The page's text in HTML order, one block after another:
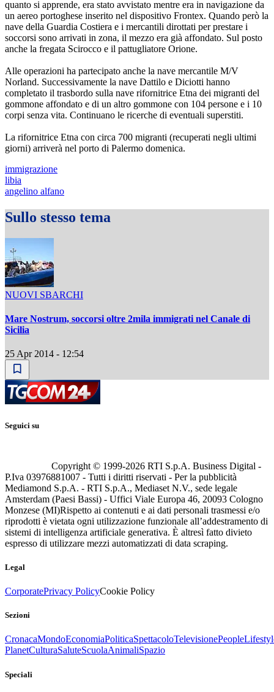
quanto si apprende, era stato avvistato mentre era in navigazione da
un aereo portoghese inserito nel dispositivo Frontex. Quando però la
nave della Guardia Costiera e i mercantili dirottati per prestare i
soccorsi sono arrivati in zona, il mezzo era già affondato. Sul posto
anche la fregata Scirocco e il pattugliatore Orione.
Alle operazioni ha partecipato anche la nave mercantile M/V
Norland. Successivamente la nave Dattilo e Diciotti hanno
completato il trasbordo sulla nave rifornitrice Etna dei migranti del
gommone affondato e di un altro gommone con 104 persone e i 10
corpi senza vita. Continuano le ricerche di eventuali superstiti.
La rifornitrice Etna con circa 700 migranti (recuperati negli ultimi
giorni) arriverà nel porto di Palermo domenica.
immigrazione
libia
angelino alfano
Sullo stesso tema
NUOVI SBARCHI
Mare Nostrum, soccorsi oltre 2mila immigrati nel Canale di
Sicilia
25 Apr 2014 - 12:54
Seguici su
Copyright © 1999-2026 RTI S.p.A. Business Digital -
P.Iva 03976881007 - Tutti i diritti riservati - Per la pubblicità
Mediamond S.p.A. - RTI S.p.A., Mediaset N.V., sede legale
Amsterdam (Paesi Bassi) - Uffici Viale Europa 46, 20093 Cologno
Monzese (MI)Rispetto ai contenuti e ai dati personali trasmessi e/o
riprodotti è vietata ogni utilizzazione funzionale all’addestramento di
sistemi di intelligenza artificiale generativa. È altresì fatto divieto
espresso di utilizzare mezzi automatizzati di data scraping.
Legal
CorporatePrivacy PolicyCookie Policy
Sezioni
CronacaMondoEconomiaPoliticaSpettacoloTelevisionePeople
PlanetCulturaSaluteScuolaAnimaliSpazio
Speciali